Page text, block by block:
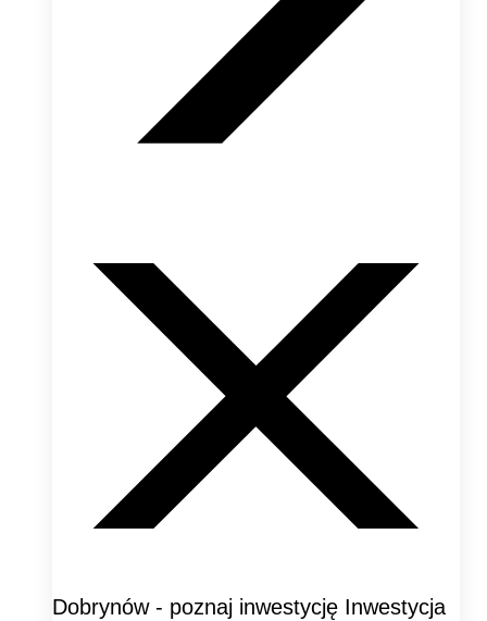
Dobrynów - poznaj inwestycję Inwestycja